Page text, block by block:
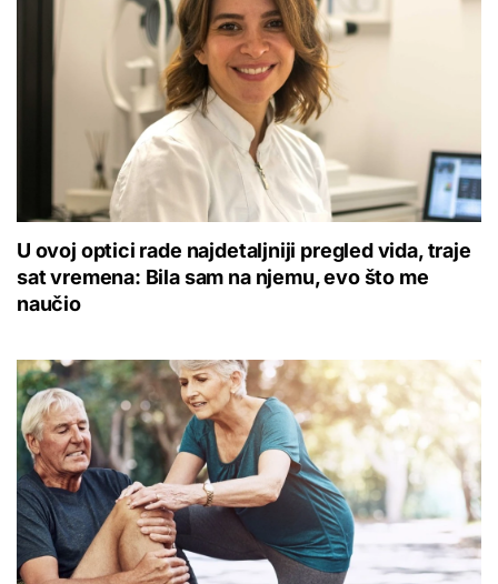
U ovoj optici rade najdetaljniji pregled vida, traje
sat vremena: Bila sam na njemu, evo što me
naučio